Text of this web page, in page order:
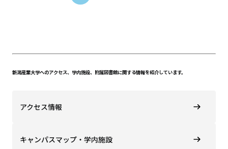
新潟産業大学へのアクセス、学内施設、附属図書館に関する情報を紹介しています。
アクセス情報
キャンパスマップ・学内施設